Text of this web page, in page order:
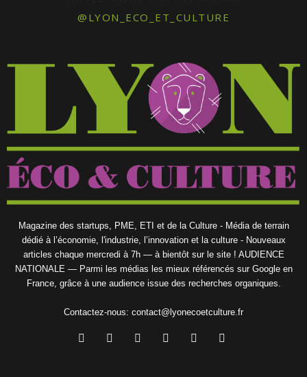
@LYON_ECO_ET_CULTURE
Magazine des startups, PME, ETI et de la Culture - Média de terrain
dédié à l’économie, l'industrie, l’innovation et la culture - Nouveaux
articles chaque mercredi à 7h — à bientôt sur le site ! AUDIENCE
NATIONALE — Parmi les médias les mieux référencés sur Google en
France, grâce à une audience issue des recherches organiques.
Contactez-nous: contact@lyonecoetculture.fr